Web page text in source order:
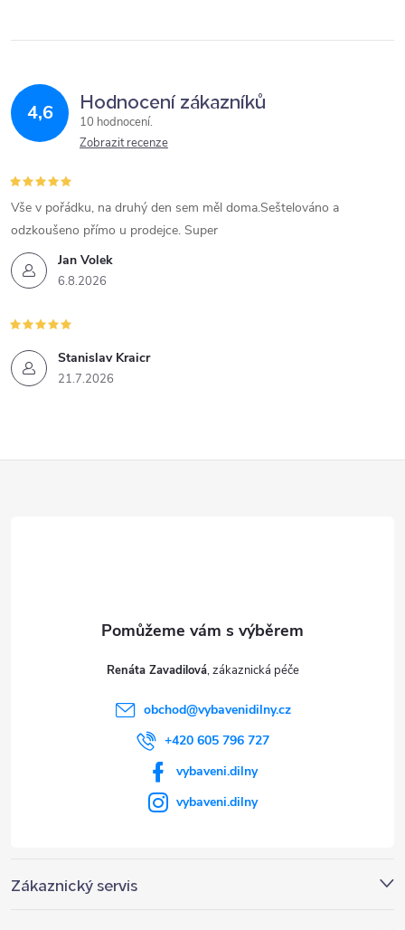
4,6 Hodnocení zákazníků
10 hodnocení
Zobrazit recenze
Jan Volek
6.8.2026
Vše v pořádku, na druhý den sem měl doma.Seštelováno a
odzkoušeno přímo u prodejce. Super
Stanislav Kraicr
21.7.2026
Zákaznický servis
Renáta Zavadilová
obchod@vybavenidilny.cz
+420 605 796 727
vybaveni.dilny
vybaveni.dilny